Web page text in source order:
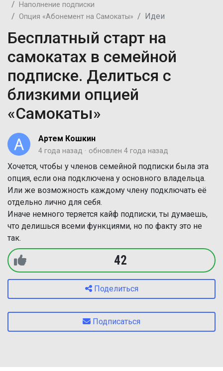
Наполнение подписки
Опция «Абонемент на Самокаты»
Идеи
Бесплатный старт на
самокатах в семейной
подписке. Делиться с
близкими опцией
«Самокаты»
Артем Кошкин
4 года назад обновлен 4 года назад
Хочется, чтобы у членов семейной подписки была эта
опция, если она подключена у основного владельца.
Или же возможность каждому члену подключать её
отдельно лично для себя.
Иначе немного теряется кайф подписки, ты думаешь,
что делишься всеми функциями, но по факту это не
так.
42
Поделиться
Подписаться